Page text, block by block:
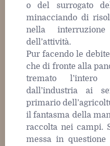
o del surrogato
minacciando di
nella
dell’attività.
Pur facendo le
che di fronte alla
tremato l’intero
dall’industria ai
primario
il fantasma della
raccolta nei campi.
messa in